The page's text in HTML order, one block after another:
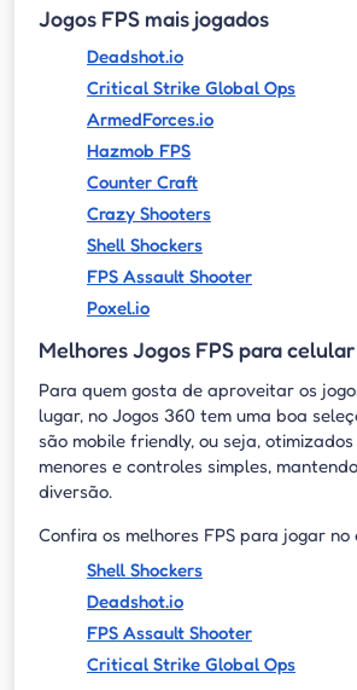
Jogos FPS mais jogados
Deadshot.io
Critical Strike Global Ops
ArmedForces.io
Hazmob FPS
Counter Craft
Crazy Shooters
Shell Shockers
FPS Assault Shooter
Poxel.io
Melhores Jogos FPS para celular
Para quem gosta de aproveitar os
lugar, no Jogos 360 tem uma boa
são mobile friendly, ou seja,
menores e controles simples,
diversão.
Confira os melhores FPS para jogar no
Shell Shockers
Deadshot.io
FPS Assault Shooter
Critical Strike Global Ops